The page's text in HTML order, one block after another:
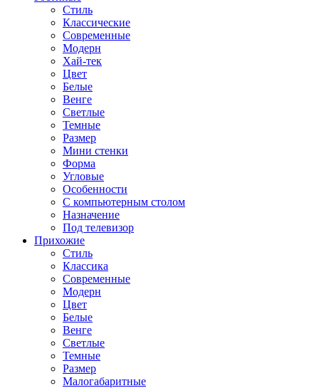
Стиль
Классические
Современные
Модерн
Хай-тек
Цвет
Белые
Венге
Светлые
Темные
Размер
Мини стенки
Форма
Угловые
Особенности
С компьютерным столом
Назначение
Под телевизор
Прихожие
Стиль
Классика
Современные
Модерн
Цвет
Белые
Венге
Светлые
Темные
Размер
Малогабаритные